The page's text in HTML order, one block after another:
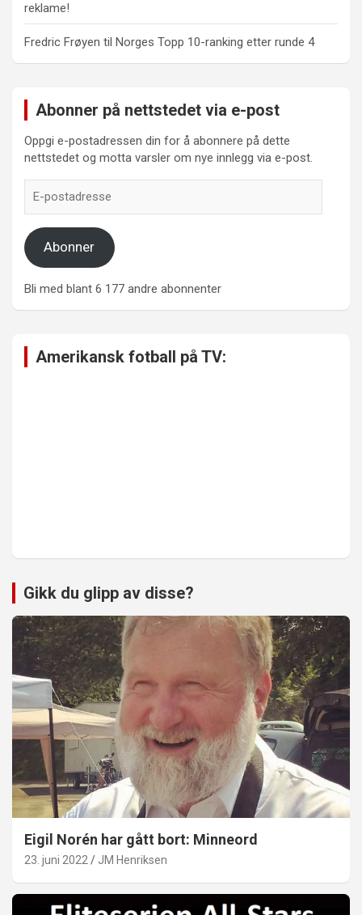
reklame!
Fredric Frøyen til Norges Topp 10-ranking etter runde 4
Abonner på nettstedet via e-post
Oppgi e-postadressen din for å abonnere på dette
nettstedet og motta varsler om nye innlegg via e-post.
postadresse
Abonner
Bli med blant 6 177 andre abonnenter
Amerikansk fotball på TV:
Gikk du glipp av disse?
Eigil Norén har gått bort: Minneord
23. juni 2022 JM Henriksen